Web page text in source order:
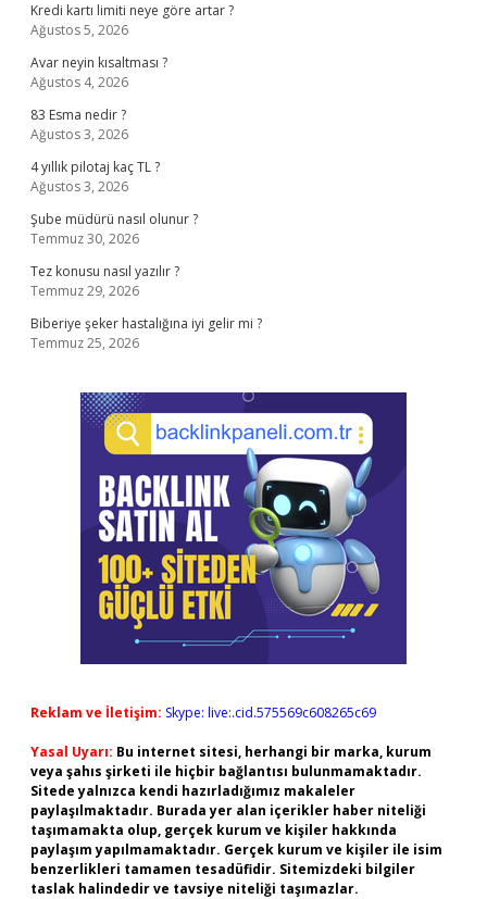
Kredi kartı limiti neye göre artar ?
Ağustos 5, 2026
Avar neyin kısaltması ?
Ağustos 4, 2026
83 Esma nedir ?
Ağustos 3, 2026
4 yıllık pilotaj kaç TL ?
Ağustos 3, 2026
Şube müdürü nasıl olunur ?
Temmuz 30, 2026
Tez konusu nasıl yazılır ?
Temmuz 29, 2026
Biberiye şeker hastalığına iyi gelir mi ?
Temmuz 25, 2026
Reklam ve İletişim: Skype: live:.cid.575569c608265c69
Yasal Uyarı: Bu internet sitesi, herhangi bir marka, kurum
veya şahıs şirketi ile hiçbir bağlantısı bulunmamaktadır.
Sitede yalnızca kendi hazırladığımız makaleler
paylaşılmaktadır. Burada yer alan içerikler haber niteliği
taşımamakta olup, gerçek kurum ve kişiler hakkında
paylaşım yapılmamaktadır. Gerçek kurum ve kişiler ile isim
benzerlikleri tamamen tesadüfidir. Sitemizdeki bilgiler
taslak halindedir ve tavsiye niteliği taşımazlar.